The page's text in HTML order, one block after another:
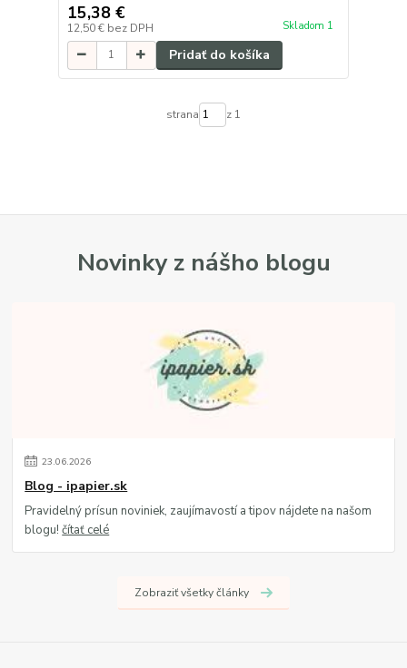
15,38 €
12,50 € bez DPH Skladom 1
Pridať do košíka
strana z 1
Novinky z nášho blogu
23.06.2026
Blog - ipapier.sk
Pravidelný prísun noviniek, zaujímavostí a tipov nájdete na našom
blogu!čítať celé
Zobraziť všetky články